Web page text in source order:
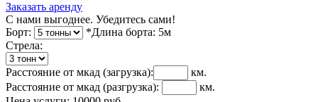
Заказать аренду
С нами выгоднее. Убедитесь сами!
Борт:
*Длина борта: 5м
Cтрела:
Расстояние от мкад (загрузка):
км.
Расстояние от мкад (разгрузка):
км.